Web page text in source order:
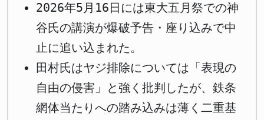
2026年5月16日には東大五月祭での神
谷氏の講演が爆破予告・座り込みで中
止に追い込まれた。
田村氏はヤジ排除については「表現の
自由の侵害」と強く批判したが、鉄条
網体当たりへの踏み込みは薄く二重基